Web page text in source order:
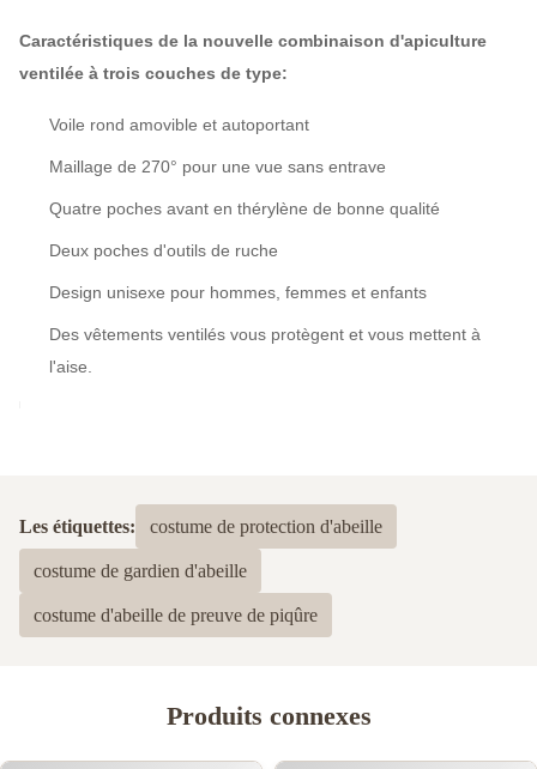
Caractéristiques de la nouvelle combinaison d'apiculture
ventilée à trois couches de type:
Voile rond amovible et autoportant
Maillage de 270° pour une vue sans entrave
Quatre poches avant en thérylène de bonne qualité
Deux poches d'outils de ruche
Design unisexe pour hommes, femmes et enfants
Des vêtements ventilés vous protègent et vous mettent à
l'aise.
Les étiquettes: costume de protection d'abeille
costume de gardien d'abeille
costume d'abeille de preuve de piqûre
Produits connexes